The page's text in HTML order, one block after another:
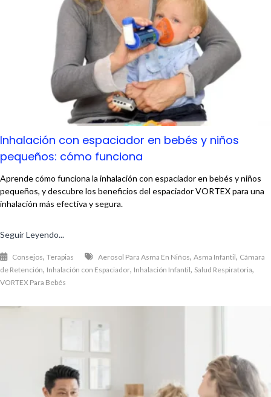
Inhalación con espaciador en bebés y niños
pequeños: cómo funciona
Aprende cómo funciona la inhalación con espaciador en bebés y niños
pequeños, y descubre los beneficios del espaciador VORTEX para una
inhalación más efectiva y segura.
Seguir Leyendo...
Consejos, Terapias Aerosol Para Asma En Niños, Asma Infantil, Cámara
de Retención, Inhalación con Espaciador, Inhalación Infantil, Salud Respiratoria,
VORTEX Para Bebés